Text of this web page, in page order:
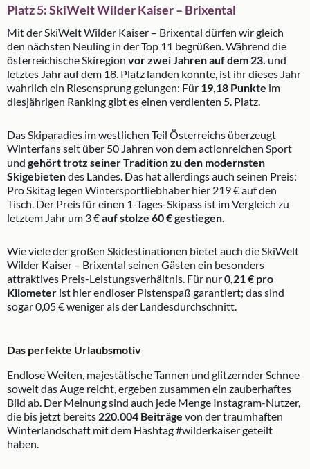
Platz 5: SkiWelt Wilder Kaiser – Brixental
Mit der SkiWelt Wilder Kaiser – Brixental dürfen wir gleich
den nächsten Neuling in der Top 11 begrüßen. Während die
österreichische Skiregion vor zwei Jahren auf dem 23. und
letztes Jahr auf dem 18. Platz landen konnte, ist ihr dieses Jahr
wahrlich ein Riesensprung gelungen: Für 19,18 Punkte im
diesjährigen Ranking gibt es einen verdienten 5. Platz.
Das Skiparadies im westlichen Teil Österreichs überzeugt
Winterfans seit über 50 Jahren von dem actionreichen Sport
und gehört trotz seiner Tradition zu den modernsten
Skigebietendes Landes. Das hat allerdings auch seinen Preis:
Pro Skitag legen Wintersportliebhaber hier 219 € auf den
Tisch. Der Preis für einen 1-Tages-Skipass ist im Vergleich zu
letztem Jahr um 3 €auf stolze 60 € gestiegen.
Wie viele der großen Skidestinationen bietet auch die SkiWelt
Wilder Kaiser – Brixental seinen Gästen ein besonders
attraktives Preis-Leistungsverhältnis. Für nur0,21 € pro
Kilometer ist hier endloser Pistenspaß garantiert; das sind
sogar 0,05 € weniger als der Landesdurchschnitt.
Das perfekte Urlaubsmotiv
Endlose Weiten, majestätische Tannen und glitzernder Schnee
soweit das Auge reicht, ergeben zusammen ein zauberhaftes
Bild ab. Der Meinung sind auch jede Menge Instagram-Nutzer,
die bis jetzt bereits 220.004 Beiträge von der traumhaften
Winterlandschaft mit dem Hashtag #wilderkaiser geteilt
haben.